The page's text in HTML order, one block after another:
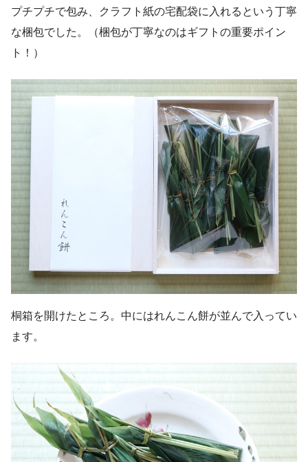
プチプチで包み、クラフト紙の宅配袋に入れるという丁寧
な梱包でした。（梱包が丁寧なのはギフトの重要ポイン
ト！）
桐箱を開けたところ。中にはれんこん餅が並んで入ってい
ます。